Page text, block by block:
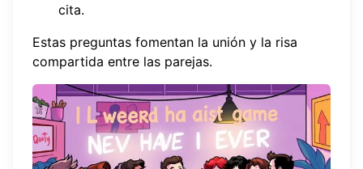
cita.
Estas preguntas fomentan la unión y la risa
compartida entre las parejas.